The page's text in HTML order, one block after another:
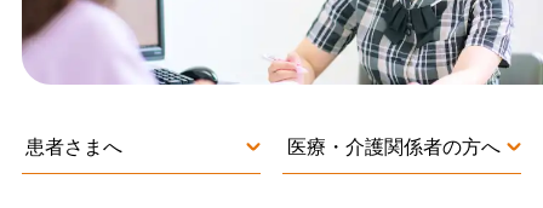
患者さまへ 医療・介護関係者の方へ